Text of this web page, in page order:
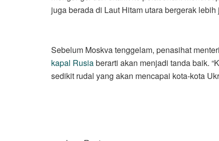
juga berada di Laut Hitam utara bergerak
Sebelum Moskva tenggelam, penasihat
kapal Rusiaberarti akan menjadi tanda baik.
sedikit rudal yang akan mencapai kota-kota